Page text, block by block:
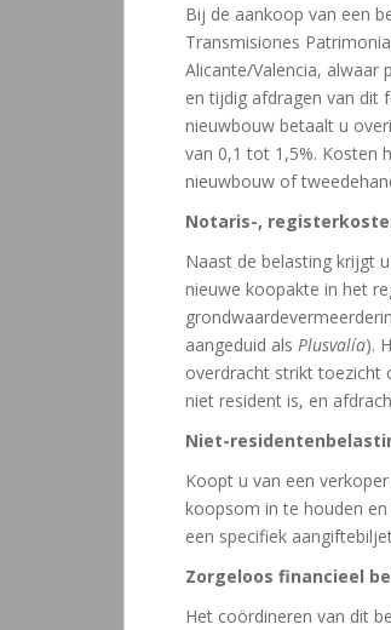
Bij de aankoop van een
Transmisiones
Alicante/Valencia, alwaar
en tijdig afdragen van dit
nieuwbouw betaalt u
van 0,1 tot 1,5%. Kosten
nieuwbouw of
Notaris-,
Naast de belasting krijgt
nieuwe koopakte in het
aangeduid als Plusvalía).
overdracht strikt toezicht
niet resident is, en
Niet-
Koopt u van een
koopsom in te houden
een specifiek
Zorgeloos financieel
Het coördineren van dit